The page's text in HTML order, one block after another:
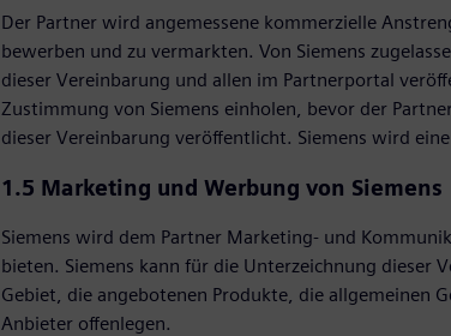
Der Partner wird angemessene kommerzielle
bewerben und zu vermarkten. Von Siemens
dieser Vereinbarung und allen im Partnerportal
Zustimmung von Siemens einholen, bevor der
dieser Vereinbarung veröffentlicht. Siemens wird
1.5 Marketing und Werbung von Siemens
Siemens wird dem Partner Marketing- und
bieten. Siemens kann für die Unterzeichnung dieser
Gebiet, die angebotenen Produkte, die allgemeinen
Anbieter offenlegen.